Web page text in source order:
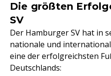
Die größten
SV
Der Hamburger SV hat in
nationale und
eine der erfolgreichsten
Deutschlands: